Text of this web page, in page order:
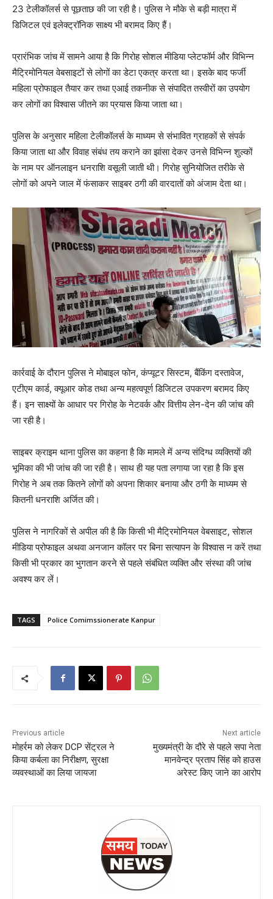
23 टेलीकॉलर्स से पूछताछ की जा रही है। पुलिस ने मौके से बड़ी मात्रा में
डिजिटल एवं इलेक्ट्रॉनिक साक्ष्य भी बरामद किए हैं।
प्रारंभिक जांच में सामने आया है कि गिरोह सोशल मीडिया प्लेटफॉर्म और विभिन्न
मैट्रिमोनियल वेबसाइटों से लोगों का डेटा एकत्र करता था। इसके बाद फर्जी
महिला प्रोफाइल तैयार कर तथा एआई तकनीक से संपादित तस्वीरों का उपयोग
कर लोगों का विश्वास जीतने का प्रयास किया जाता था।
पुलिस के अनुसार महिला टेलीकॉलर्स के माध्यम से संभावित ग्राहकों से संपर्क
किया जाता था और विवाह संबंध तय कराने का झांसा देकर उनसे विभिन्न शुल्कों
के नाम पर ऑनलाइन धनराशि वसूली जाती थी। गिरोह सुनियोजित तरीके से
लोगों को अपने जाल में फंसाकर साइबर ठगी की वारदातों को अंजाम देता था।
कार्रवाई के दौरान पुलिस ने मोबाइल फोन, कंप्यूटर सिस्टम, बैंकिंग दस्तावेज,
एटीएम कार्ड, क्यूआर कोड तथा अन्य महत्वपूर्ण डिजिटल उपकरण बरामद किए
हैं। इन साक्ष्यों के आधार पर गिरोह के नेटवर्क और वित्तीय लेन-देन की जांच की
जा रही है।
साइबर क्राइम थाना पुलिस का कहना है कि मामले में अन्य संदिग्ध व्यक्तियों की
भूमिका की भी जांच की जा रही है। साथ ही यह पता लगाया जा रहा है कि इस
गिरोह ने अब तक कितने लोगों को अपना शिकार बनाया और ठगी के माध्यम से
कितनी धनराशि अर्जित की।
पुलिस ने नागरिकों से अपील की है कि किसी भी मैट्रिमोनियल वेबसाइट, सोशल
मीडिया प्रोफाइल अथवा अनजान कॉलर पर बिना सत्यापन के विश्वास न करें तथा
किसी भी प्रकार का भुगतान करने से पहले संबंधित व्यक्ति और संस्था की जांच
अवश्य कर लें।
TAGS Police Comimssionerate Kanpur
Previous article
मोहर्रम को लेकर DCP सेंट्रल ने
किया कर्बला का निरीक्षण, सुरक्षा
व्यवस्थाओं का लिया जायजा
Next article
मुख्यमंत्री के दौरे से पहले सपा नेता
मानवेन्द्र प्रताप सिंह को हाउस
अरेस्ट किए जाने का आरोप